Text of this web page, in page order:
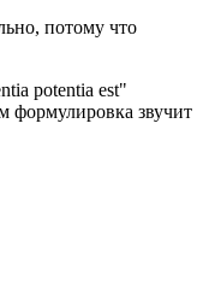
потому что
potentia est"
формулировка звучит